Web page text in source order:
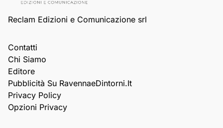
Reclam Edizioni e Comunicazione srl
Contatti
Chi Siamo
Editore
Pubblicità Su RavennaeDintorni.it
Privacy Policy
Opzioni Privacy